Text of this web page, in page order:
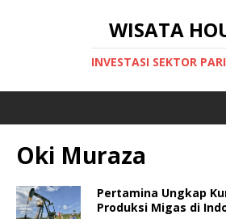
WISATA
INVESTASI SEKTOR
Oki Muraza
Pertamina Ungkap
Produksi Migas di